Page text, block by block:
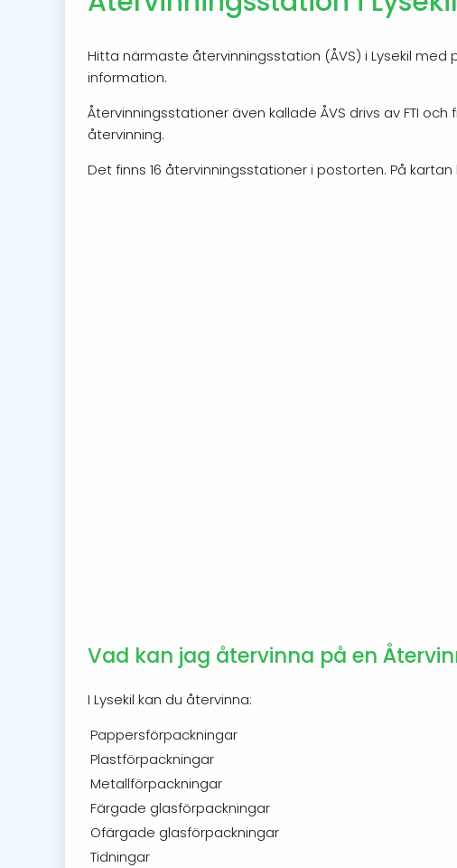
Hitta närmaste återvinningsstation (ÅVS) i Lysekil
information.
Återvinningsstationer även kallade ÅVS drivs av FTI
återvinning.
Det finns 16 återvinningsstationer i postorten. På
Vad kan jag återvinna på en
I Lysekil kan du återvinna:
Pappersförpackningar
Plastförpackningar
Metallförpackningar
Färgade glasförpackningar
Ofärgade glasförpackningar
Tidningar